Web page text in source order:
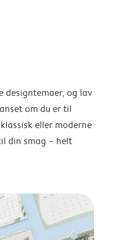
designtemaer, og lav
om du er til
eller moderne
din smag – helt